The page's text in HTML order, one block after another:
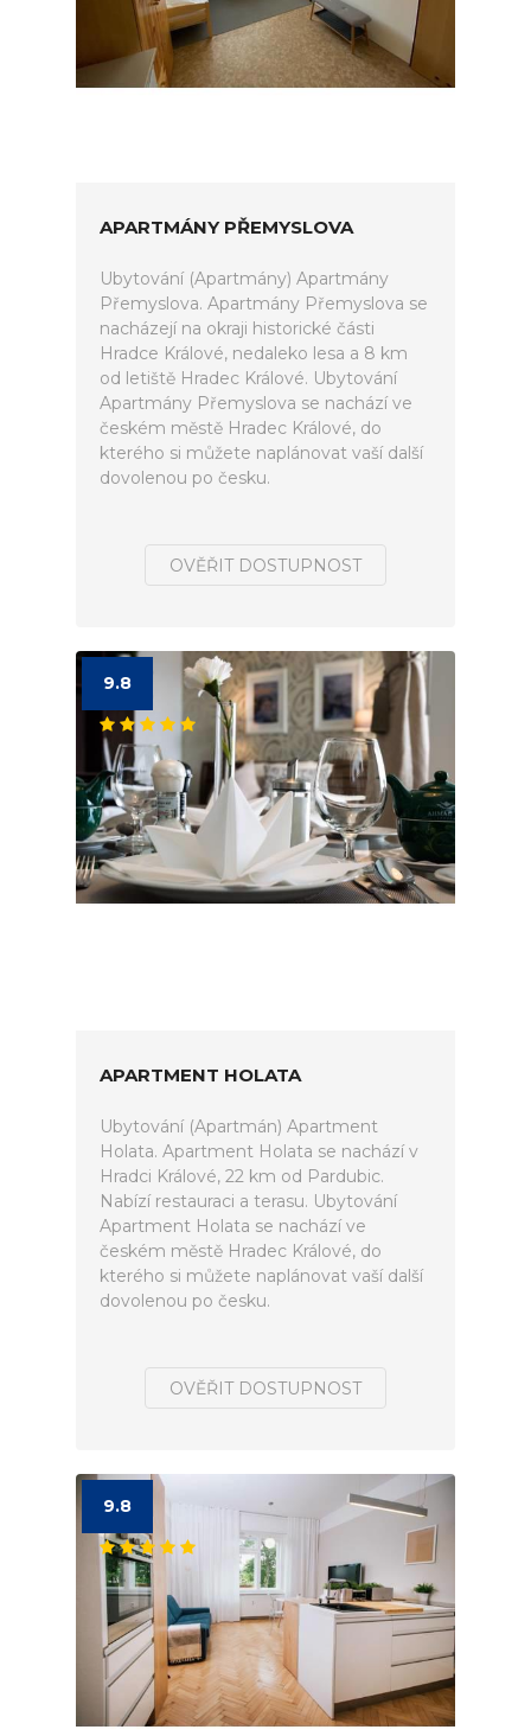
APARTMÁNY PŘEMYSLOVA
Ubytování (Apartmány) Apartmány
Přemyslova. Apartmány Přemyslova se
nacházejí na okraji historické části
Hradce Králové, nedaleko lesa a 8 km
od letiště Hradec Králové. Ubytování
Apartmány Přemyslova se nachází ve
českém městě Hradec Králové, do
kterého si můžete naplánovat vaší další
dovolenou po česku.
OVĚŘIT DOSTUPNOST
9.8
APARTMENT HOLATA
Ubytování (Apartmán) Apartment
Holata. Apartment Holata se nachází v
Hradci Králové, 22 km od Pardubic.
Nabízí restauraci a terasu. Ubytování
Apartment Holata se nachází ve
českém městě Hradec Králové, do
kterého si můžete naplánovat vaší další
dovolenou po česku.
OVĚŘIT DOSTUPNOST
9.8